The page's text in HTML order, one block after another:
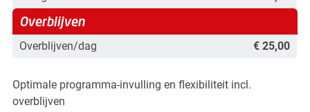
Overblijven
Overblijven/dag € 25,00
Optimale programma-invulling en flexibiliteit incl.
overblijven